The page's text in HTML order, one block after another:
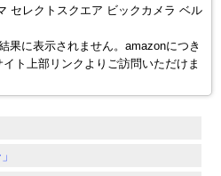
セレクトスクエア ビックカメラ ベル
果に表示されません。amazonにつき
ト上部リンクよりご訪問いただけま